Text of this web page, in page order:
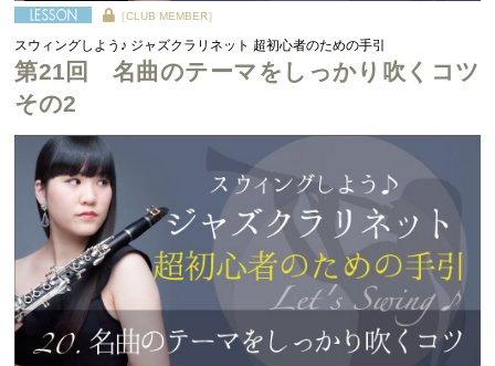
［CLUB MEMBER］
スウィングしよう♪ ジャズクラリネット 超初心者のための手引
第21回 名曲のテーマをしっかり吹くコツ
その2